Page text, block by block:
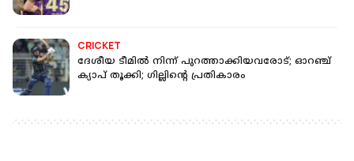
CRICKET
ദേശീയ ടീമിൽ നിന്ന് പുറത്താക്കിയവരോട്; ഓറഞ്ച്
ക്യാപ് തൂക്കി; ഗില്ലിന്റെ പ്രതികാരം